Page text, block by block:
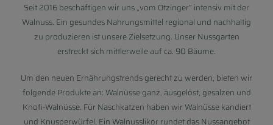
Seit 2016 beschäftigen wir uns „vom Otzinger“ intensiv mit der
Walnuss. Ein gesundes Nahrungsmittel regional und nachhaltig
zu produzieren ist unsere Zielsetzung. Unser Nussgarten
erstreckt sich mittlerweile auf ca. 90 Bäume.
Um den neuen Ernährungstrends gerecht zu werden, bieten wir
folgende Produkte an: Walnüsse ganz, ausgelöst, gesalzen und
Knofi-Walnüsse. Für Naschkatzen haben wir Walnüsse kandiert
und Knusperwürfel. Ein Walnusslikör rundet das Nussangebot